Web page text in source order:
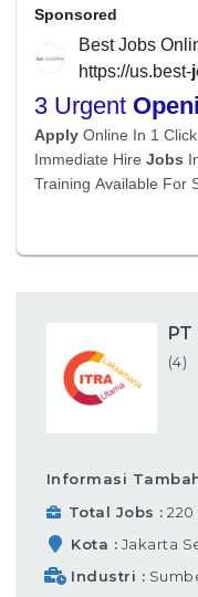
(4)
Informasi
Total Jobs
Kota
Jakarta
Industri